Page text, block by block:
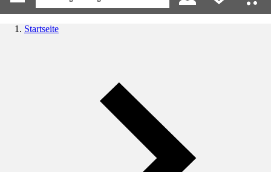
Startseite